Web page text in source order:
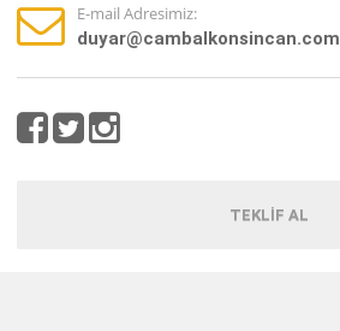
E-mail Adresimiz:
duyar@cambalkonsincan.com
TEKLİF AL